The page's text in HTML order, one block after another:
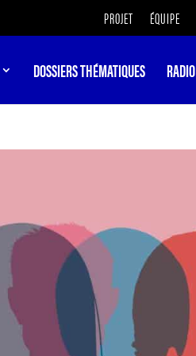
PROJET ÉQUIPE
DOSSIERS THÉMATIQUES RADIO